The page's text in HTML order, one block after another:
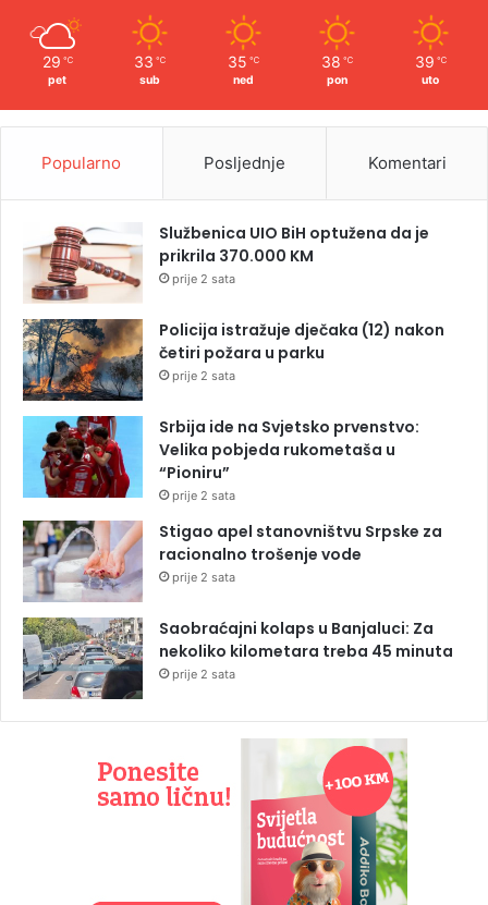
29 ℃
pet
33 ℃
sub
35 ℃
ned
38 ℃
pon
39 ℃
uto
Popularno Posljednje Komentari
Službenica UIO BiH optužena da je
prikrila 370.000 KM
prije 2 sata
Policija istražuje dječaka (12) nakon
četiri požara u parku
prije 2 sata
Srbija ide na Svjetsko prvenstvo:
Velika pobjeda rukometaša u
“Pioniru”
prije 2 sata
Stigao apel stanovništvu Srpske za
racionalno trošenje vode
prije 2 sata
Saobraćajni kolaps u Banjaluci: Za
nekoliko kilometara treba 45 minuta
prije 2 sata